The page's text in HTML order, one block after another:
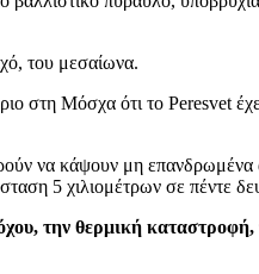
του μεσαίωνα.
στη Μόσχα ότι το Peresvet
να κάψουν μη
5 χιλιομέτρων σε πέντε
την θερμική καταστροφή,